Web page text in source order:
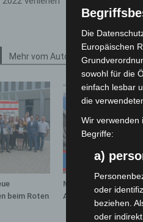
Mehr vom Autor
beim Roten
Mann läuft mit
A7 – Polizei sucht
Die
Europäischen
sowohl für die
einfach lesbar
die
Wir verwenden
Begriffe:
a)
oder
beziehen.
oder